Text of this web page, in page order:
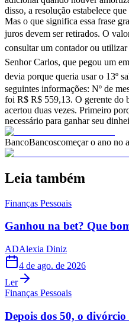
disso, a resolução estabelece
Mas o que significa essa frase
juros devem ser retirados. O
consultar um contador ou utilizar
Senhor Carlos, que pegou um
devia porque queria usar o 13º
seguintes informações: Nº de
foi R$ R$ 559,13. O gerente do
acertou duas vezes. Primeiro
necessário para ganhar seu
BancoBancoscomeçar o ano no
Leia também
Finanças Pessoais
Ganhou na bet? Que
ADAlexia Diniz
4 de ago. de 2026
Ler
Finanças Pessoais
Depois dos 50, o